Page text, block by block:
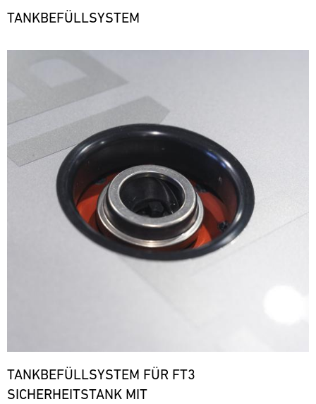
TANKBEFÜLLSYSTEM
TANKBEFÜLLSYSTEM FÜR FT3
SICHERHEITSTANK MIT